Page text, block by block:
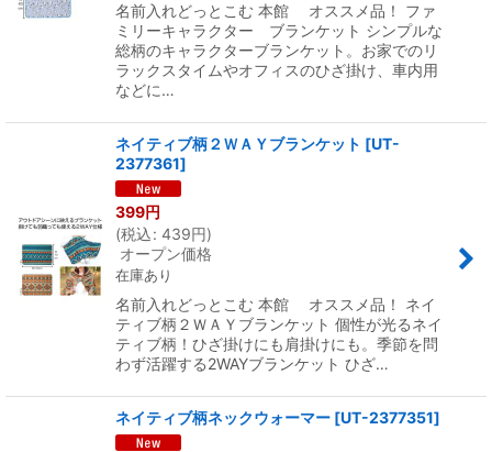
名前入れどっとこむ 本館 オススメ品！ ファ
ミリーキャラクター ブランケット シンプルな
総柄のキャラクターブランケット。お家でのリ
ラックスタイムやオフィスのひざ掛け、車内用
などに…
ネイティブ柄２ＷＡＹブランケット [UT-
2377361]
399円
(税込: 439円)
オープン価格
在庫あり
名前入れどっとこむ 本館 オススメ品！ ネイ
ティブ柄２ＷＡＹブランケット 個性が光るネイ
ティブ柄！ひざ掛けにも肩掛けにも。季節を問
わず活躍する2WAYブランケット ひざ…
ネイティブ柄ネックウォーマー [UT-2377351]